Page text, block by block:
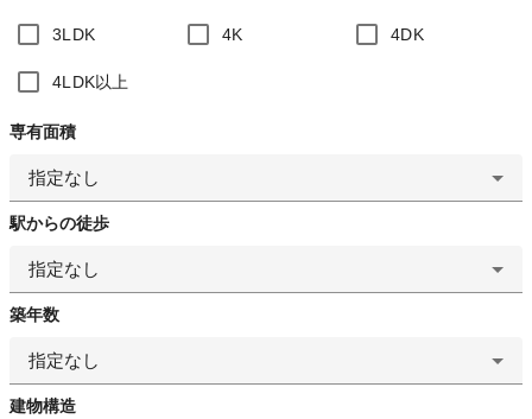
3LDK 4K 4DK
4LDK以上
専有面積
指定なし
駅からの徒歩
指定なし
築年数
指定なし
建物構造